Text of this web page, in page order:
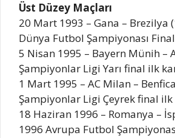
Üst Düzey Maçları
20 Mart 1993 – Gana – Brezilya
Dünya Futbol Şampiyonası
5 Nisan 1995 – Bayern Münih –
Şampiyonlar Ligi Yarı final ilk
1 Mart 1995 – AC Milan –
Şampiyonlar Ligi Çeyrek final ilk
18 Haziran 1996 – Romanya –
1996 Avrupa Futbol